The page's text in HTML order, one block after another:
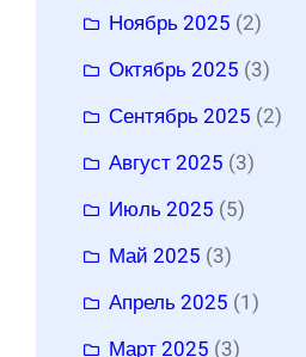
Ноябрь 2025 (2)
Октябрь 2025 (3)
Сентябрь 2025 (2)
Август 2025 (3)
Июль 2025 (5)
Май 2025 (3)
Апрель 2025 (1)
Март 2025 (3)